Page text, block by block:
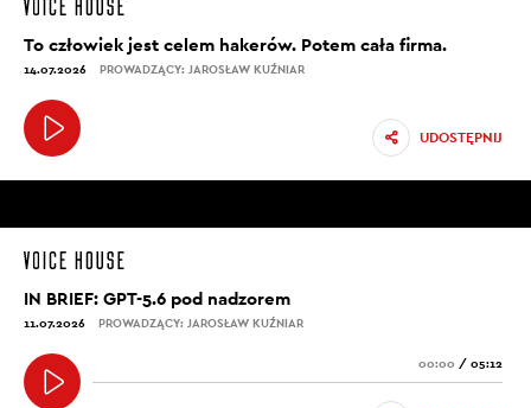
To człowiek jest celem hakerów. Potem cała firma.
14.07.2026 PROWADZĄCY: JAROSŁAW KUŹNIAR
UDOSTĘPNIJ
IN BRIEF: GPT-5.6 pod nadzorem
11.07.2026 PROWADZĄCY: JAROSŁAW KUŹNIAR
00:00 / 05:12